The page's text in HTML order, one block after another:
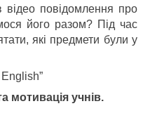
відео повідомлення про
його разом? Під час
які предмети були у
мотивація учнів.